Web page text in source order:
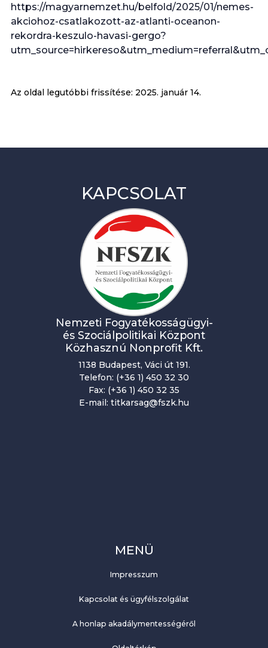
https://magyarnemzet.hu/belfold/2025/01/nemes-
akciohoz-csatlakozott-az-atlanti-oceanon-
rekordra-keszulo-havasi-gergo?
Az oldal legutóbbi frissítése: 2025. január 14.
KAPCSOLAT
Nemzeti Fogyatékosságügyi-
és Szociálpolitikai Központ
Közhasznú Nonprofit Kft.
1138 Budapest, Váci út 191.
Telefon: (+36 1) 450 32 30
Fax: (+36 1) 450 32 35
E-mail: titkarsag@fszk.hu
MENÜ
Impresszum
Kapcsolat és ügyfélszolgálat
A honlap akadálymentességéről